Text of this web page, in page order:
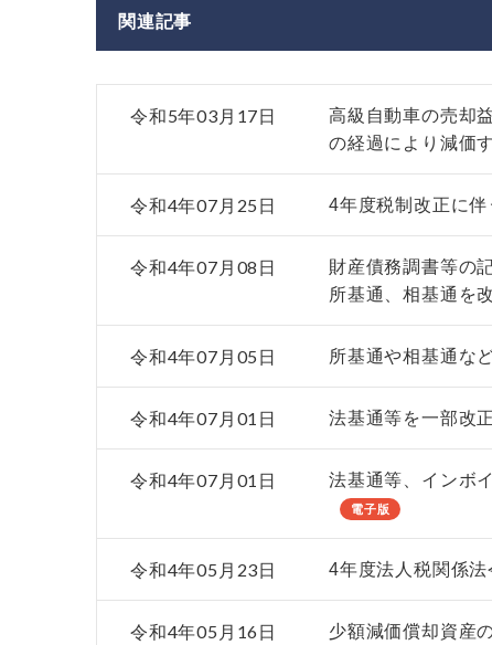
関連記事
令和5年03月17日
高級自動車の売却
の経過により減価
令和4年07月25日 4年度税制改正に
令和4年07月08日
財産債務調書等の
所基通、相基通を
令和4年07月05日 所基通や相基通な
令和4年07月01日 法基通等を一部改
令和4年07月01日 法基通等、インボ
電子版
令和4年05月23日 4年度法人税関係
令和4年05月16日
少額減価償却資産